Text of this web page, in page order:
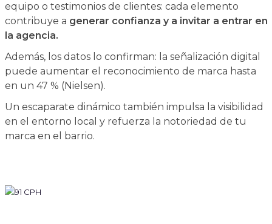
equipo o testimonios de clientes: cada elemento
contribuye a generar confianza y a invitar a entrar en
la agencia.
Además, los datos lo confirman: la señalización digital
puede aumentar el reconocimiento de marca hasta
en un 47 % (Nielsen).
Un escaparate dinámico también impulsa la visibilidad
en el entorno local y refuerza la notoriedad de tu
marca en el barrio.